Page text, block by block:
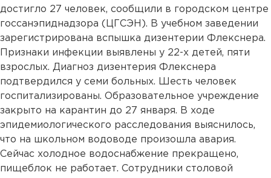
достигло 27 человек, сообщили в городском центре
госсанэпиднадзора (ЦГСЭН). В учебном заведении
зарегистрирована вспышка дизентерии Флекснера.
Признаки инфекции выявлены у 22-х детей, пяти
взрослых. Диагноз дизентерия Флекснера
подтвердился у семи больных. Шесть человек
госпитализированы. Образовательное учреждение
закрыто на карантин до 27 января. В ходе
эпидемиологического расследования выяснилось,
что на школьном водоводе произошла авария.
Сейчас холодное водоснабжение прекращено,
пищеблок не работает. Сотрудники столовой